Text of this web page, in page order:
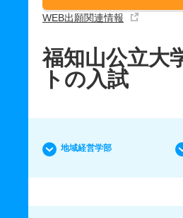
WEB出願関連情報
福知山公立大
トの入試
地域経営学部